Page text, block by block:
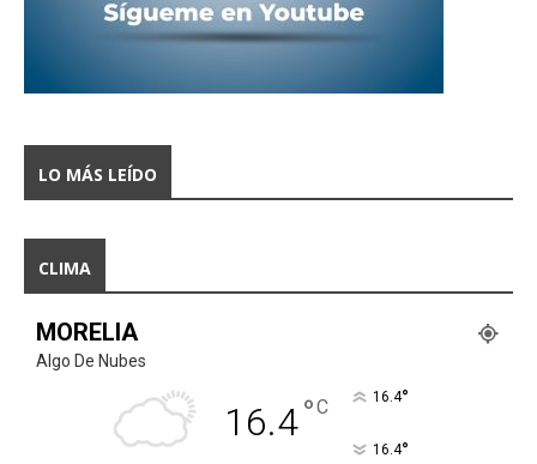
LO MÁS LEÍDO
CLIMA
MORELIA
Algo De Nubes
16.4°C 16.4°
16.4°